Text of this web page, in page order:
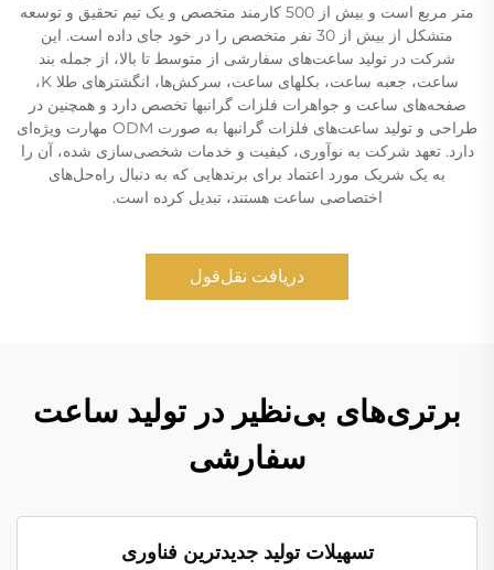
متر مربع است و بیش از 500 کارمند متخصص و یک تیم تحقیق و توسعه
متشکل از بیش از 30 نفر متخصص را در خود جای داده است. این
شرکت در تولید ساعت‌های سفارشی از متوسط تا بالا، از جمله بند
ساعت، جعبه ساعت، بکلهای ساعت، سرکش‌ها، انگشترهای طلا K،
صفحه‌های ساعت و جواهرات فلزات گرانبها تخصص دارد و همچنین در
طراحی و تولید ساعت‌های فلزات گرانبها به صورت ODM مهارت ویژه‌ای
دارد. تعهد شرکت به نوآوری، کیفیت و خدمات شخصی‌سازی شده، آن را
به یک شریک مورد اعتماد برای برندهایی که به دنبال راه‌حل‌های
اختصاصی ساعت هستند، تبدیل کرده است.
دریافت نقل‌قول
برتری‌های بی‌نظیر در تولید ساعت
سفارشی
تسهیلات تولید جدیدترین فناوری